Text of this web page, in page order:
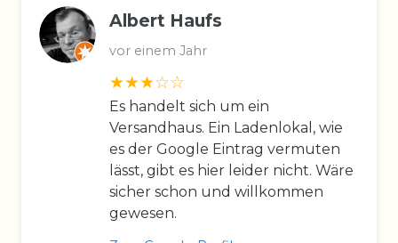
Albert Haufs
vor einem Jahr
Es handelt sich um ein
Versandhaus. Ein Ladenlokal, wie
es der Google Eintrag vermuten
lässt, gibt es hier leider nicht. Wäre
sicher schon und willkommen
gewesen.